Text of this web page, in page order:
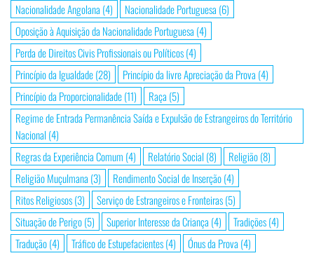
Nacionalidade Angolana (4) Nacionalidade Portuguesa (6)
Oposição à Aquisição da Nacionalidade Portuguesa (4)
Perda de Direitos Civis Profissionais ou Políticos(4)
Princípio da Igualdade(28) Princípio da livre Apreciação da Prova (4)
Princípio da Proporcionalidade(11) Raça (5)
Regime de Entrada Permanência Saída e Expulsão de Estrangeiros do Território
Nacional (4)
Regras da Experiência Comum (4) Relatório Social (8) Religião(8)
Religião Muçulmana (3) Rendimento Social de Inserção(4)
Ritos Religiosos(3) Serviço de Estrangeiros e Fronteiras(5)
Situação de Perigo(5) Superior Interesse da Criança (4) Tradições(4)
Tradução(4) Tráfico de Estupefacientes(4) Ónus da Prova (4)